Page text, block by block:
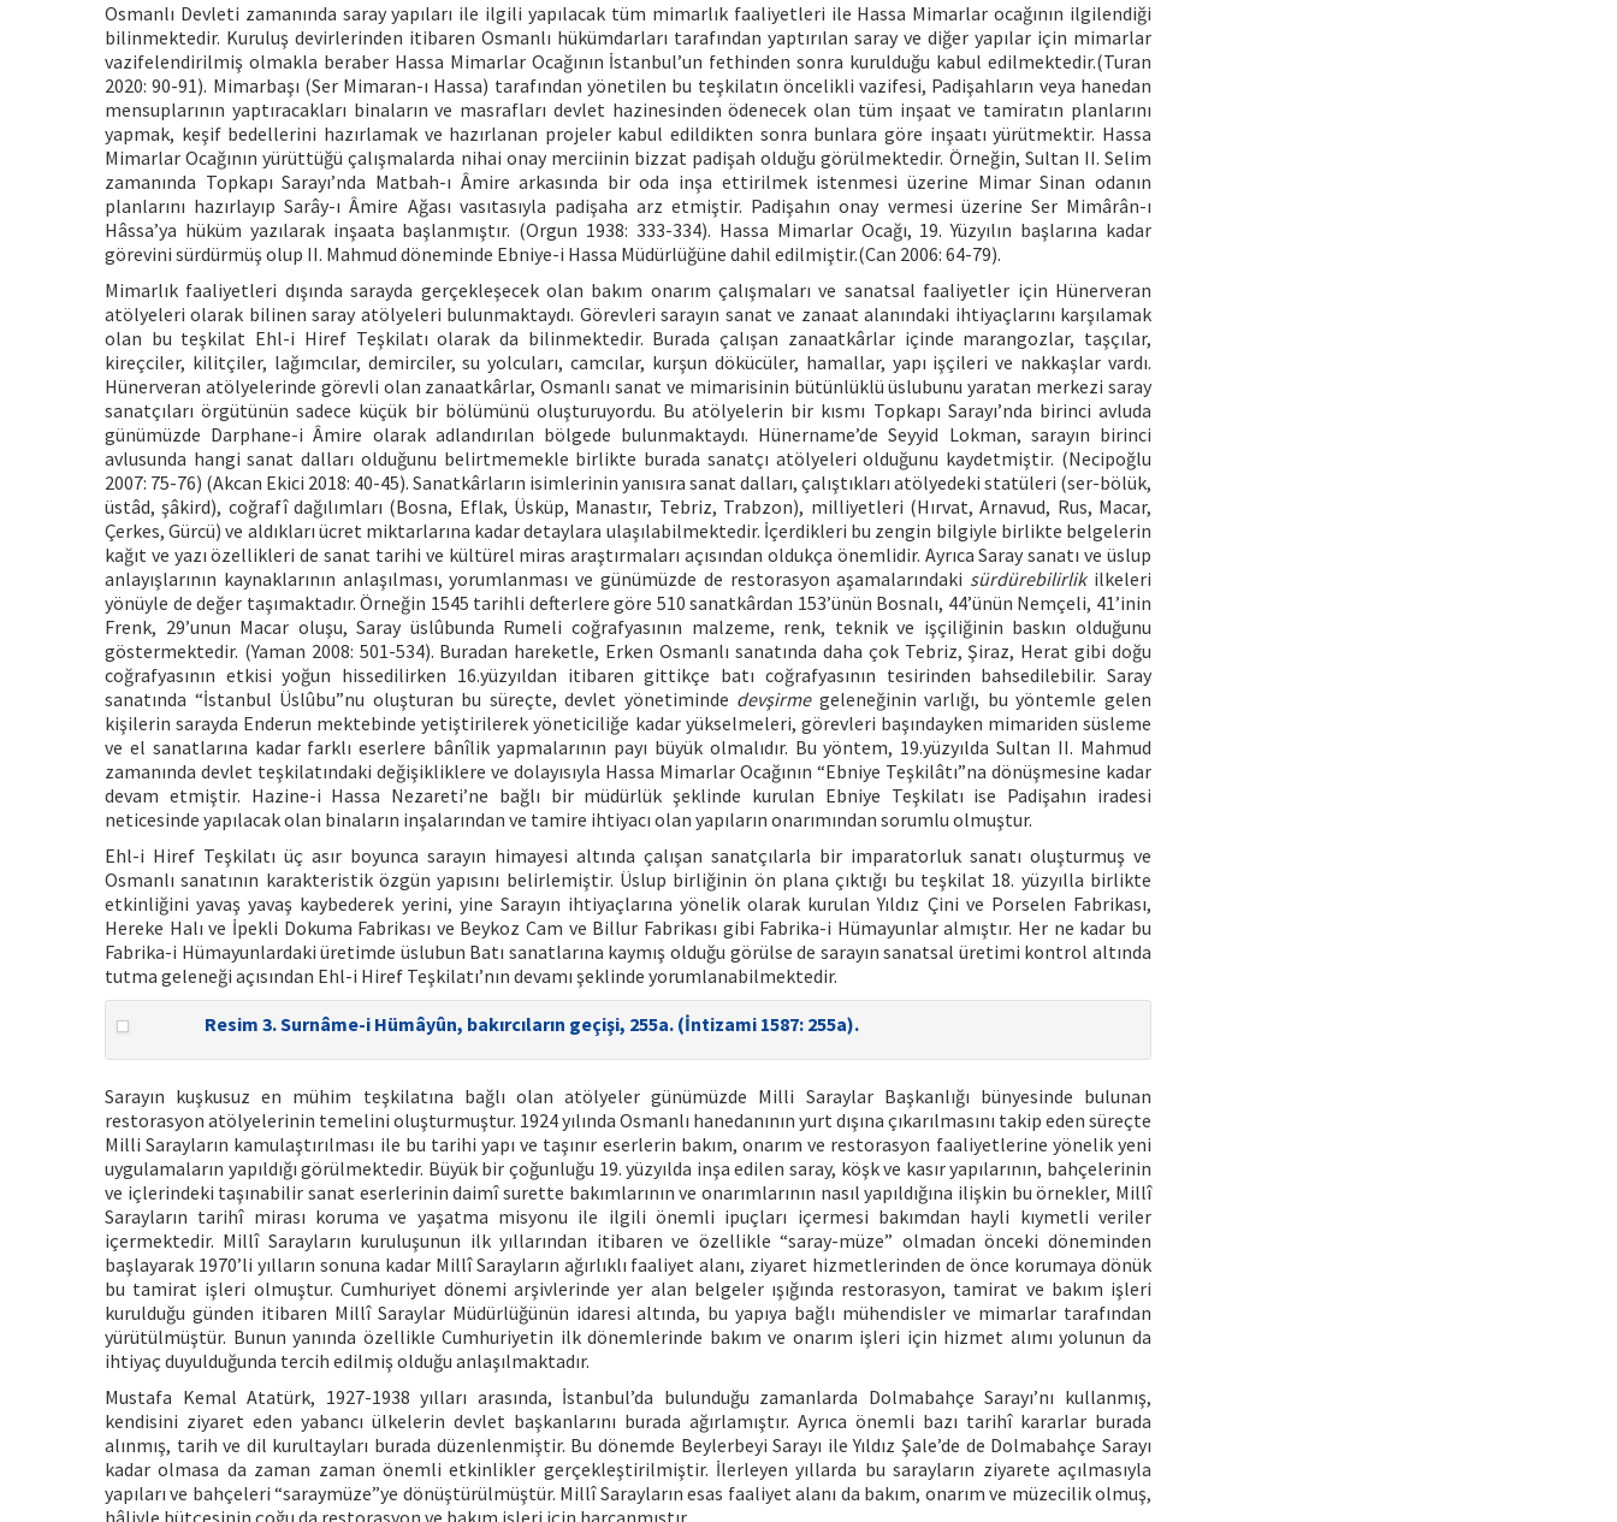
Osmanlı Devleti zamanında saray yapıları ile ilgili yapılacak tüm mimarlık faaliyetleri ile Hassa Mimarlar ocağının ilgilendiği
bilinmektedir. Kuruluş devirlerinden itibaren Osmanlı hükümdarları tarafından yaptırılan saray ve diğer yapılar için mimarlar
vazifelendirilmiş olmakla beraber Hassa Mimarlar Ocağının İstanbul’un fethinden sonra kurulduğu kabul edilmektedir.(Turan
2020: 90-91). Mimarbaşı (Ser Mimaran-ı Hassa) tarafından yönetilen bu teşkilatın öncelikli vazifesi, Padişahların veya hanedan
mensuplarının yaptıracakları binaların ve masrafları devlet hazinesinden ödenecek olan tüm inşaat ve tamiratın planlarını
yapmak, keşif bedellerini hazırlamak ve hazırlanan projeler kabul edildikten sonra bunlara göre inşaatı yürütmektir. Hassa
Mimarlar Ocağının yürüttüğü çalışmalarda nihai onay merciinin bizzat padişah olduğu görülmektedir. Örneğin, Sultan II. Selim
zamanında Topkapı Sarayı’nda Matbah-ı Âmire arkasında bir oda inşa ettirilmek istenmesi üzerine Mimar Sinan odanın
planlarını hazırlayıp Sarây-ı Âmire Ağası vasıtasıyla padişaha arz etmiştir. Padişahın onay vermesi üzerine Ser Mimârân-ı
Hâssa’ya hüküm yazılarak inşaata başlanmıştır. (Orgun 1938: 333-334). Hassa Mimarlar Ocağı, 19. Yüzyılın başlarına kadar
görevini sürdürmüş olup II. Mahmud döneminde Ebniye-i Hassa Müdürlüğüne dahil edilmiştir.(Can 2006: 64-79).
Mimarlık faaliyetleri dışında sarayda gerçekleşecek olan bakım onarım çalışmaları ve sanatsal faaliyetler için Hünerveran
atölyeleri olarak bilinen saray atölyeleri bulunmaktaydı. Görevleri sarayın sanat ve zanaat alanındaki ihtiyaçlarını karşılamak
olan bu teşkilat Ehl-i Hiref Teşkilatı olarak da bilinmektedir. Burada çalışan zanaatkârlar içinde marangozlar, taşçılar,
kireçciler, kilitçiler, lağımcılar, demirciler, su yolcuları, camcılar, kurşun dökücüler, hamallar, yapı işçileri ve nakkaşlar vardı.
Hünerveran atölyelerinde görevli olan zanaatkârlar, Osmanlı sanat ve mimarisinin bütünlüklü üslubunu yaratan merkezi saray
sanatçıları örgütünün sadece küçük bir bölümünü oluşturuyordu. Bu atölyelerin bir kısmı Topkapı Sarayı’nda birinci avluda
günümüzde Darphane-i Âmire olarak adlandırılan bölgede bulunmaktaydı. Hünername’de Seyyid Lokman, sarayın birinci
avlusunda hangi sanat dalları olduğunu belirtmemekle birlikte burada sanatçı atölyeleri olduğunu kaydetmiştir. (Necipoğlu
2007: 75-76) (Akcan Ekici 2018: 40-45). Sanatkârların isimlerinin yanısıra sanat dalları, çalıştıkları atölyedeki statüleri (ser-bölük,
üstâd, şâkird), coğrafî dağılımları (Bosna, Eflak, Üsküp, Manastır, Tebriz, Trabzon), milliyetleri (Hırvat, Arnavud, Rus, Macar,
Çerkes, Gürcü) ve aldıkları ücret miktarlarına kadar detaylara ulaşılabilmektedir. İçerdikleri bu zengin bilgiyle birlikte belgelerin
kağıt ve yazı özellikleri de sanat tarihi ve kültürel miras araştırmaları açısından oldukça önemlidir. Ayrıca Saray sanatı ve üslup
anlayışlarının kaynaklarının anlaşılması, yorumlanması ve günümüzde de restorasyon aşamalarındaki sürdürebilirlikilkeleri
yönüyle de değer taşımaktadır. Örneğin 1545 tarihli defterlere göre 510 sanatkârdan 153’ünün Bosnalı, 44’ünün Nemçeli, 41’inin
Frenk, 29’unun Macar oluşu, Saray üslûbunda Rumeli coğrafyasının malzeme, renk, teknik ve işçiliğinin baskın olduğunu
göstermektedir. (Yaman 2008: 501-534). Buradan hareketle, Erken Osmanlı sanatında daha çok Tebriz, Şiraz, Herat gibi doğu
coğrafyasının etkisi yoğun hissedilirken 16.yüzyıldan itibaren gittikçe batı coğrafyasının tesirinden bahsedilebilir. Saray
sanatında “İstanbul Üslûbu”nu oluşturan bu süreçte, devlet yönetiminde devşirmegeleneğinin varlığı, bu yöntemle gelen
kişilerin sarayda Enderun mektebinde yetiştirilerek yöneticiliğe kadar yükselmeleri, görevleri başındayken mimariden süsleme
ve el sanatlarına kadar farklı eserlere bânîlik yapmalarının payı büyük olmalıdır. Bu yöntem, 19.yüzyılda Sultan II. Mahmud
zamanında devlet teşkilatındaki değişikliklere ve dolayısıyla Hassa Mimarlar Ocağının “Ebniye Teşkilâtı”na dönüşmesine kadar
devam etmiştir. Hazine-i Hassa Nezareti’ne bağlı bir müdürlük şeklinde kurulan Ebniye Teşkilatı ise Padişahın iradesi
neticesinde yapılacak olan binaların inşalarından ve tamire ihtiyacı olan yapıların onarımından sorumlu olmuştur.
Ehl-i Hiref Teşkilatı üç asır boyunca sarayın himayesi altında çalışan sanatçılarla bir imparatorluk sanatı oluşturmuş ve
Osmanlı sanatının karakteristik özgün yapısını belirlemiştir. Üslup birliğinin ön plana çıktığı bu teşkilat 18. yüzyılla birlikte
etkinliğini yavaş yavaş kaybederek yerini, yine Sarayın ihtiyaçlarına yönelik olarak kurulan Yıldız Çini ve Porselen Fabrikası,
Hereke Halı ve İpekli Dokuma Fabrikası ve Beykoz Cam ve Billur Fabrikası gibi Fabrika-i Hümayunlar almıştır. Her ne kadar bu
Fabrika-i Hümayunlardaki üretimde üslubun Batı sanatlarına kaymış olduğu görülse de sarayın sanatsal üretimi kontrol altında
tutma geleneği açısından Ehl-i Hiref Teşkilatı’nın devamı şeklinde yorumlanabilmektedir.
Resim 3. Surnâme-i Hümâyûn, bakırcıların geçişi, 255a. (İntizami 1587: 255a).
Sarayın kuşkusuz en mühim teşkilatına bağlı olan atölyeler günümüzde Milli Saraylar Başkanlığı bünyesinde bulunan
restorasyon atölyelerinin temelini oluşturmuştur. 1924 yılında Osmanlı hanedanının yurt dışına çıkarılmasını takip eden süreçte
Milli Sarayların kamulaştırılması ile bu tarihi yapı ve taşınır eserlerin bakım, onarım ve restorasyon faaliyetlerine yönelik yeni
uygulamaların yapıldığı görülmektedir. Büyük bir çoğunluğu 19. yüzyılda inşa edilen saray, köşk ve kasır yapılarının, bahçelerinin
ve içlerindeki taşınabilir sanat eserlerinin daimî surette bakımlarının ve onarımlarının nasıl yapıldığına ilişkin bu örnekler, Millî
Sarayların tarihî mirası koruma ve yaşatma misyonu ile ilgili önemli ipuçları içermesi bakımdan hayli kıymetli veriler
içermektedir. Millî Sarayların kuruluşunun ilk yıllarından itibaren ve özellikle “saray-müze” olmadan önceki döneminden
başlayarak 1970’li yılların sonuna kadar Millî Sarayların ağırlıklı faaliyet alanı, ziyaret hizmetlerinden de önce korumaya dönük
bu tamirat işleri olmuştur. Cumhuriyet dönemi arşivlerinde yer alan belgeler ışığında restorasyon, tamirat ve bakım işleri
kurulduğu günden itibaren Millî Saraylar Müdürlüğünün idaresi altında, bu yapıya bağlı mühendisler ve mimarlar tarafından
yürütülmüştür. Bunun yanında özellikle Cumhuriyetin ilk dönemlerinde bakım ve onarım işleri için hizmet alımı yolunun da
ihtiyaç duyulduğunda tercih edilmiş olduğu anlaşılmaktadır.
Mustafa Kemal Atatürk, 1927-1938 yılları arasında, İstanbul’da bulunduğu zamanlarda Dolmabahçe Sarayı’nı kullanmış,
kendisini ziyaret eden yabancı ülkelerin devlet başkanlarını burada ağırlamıştır. Ayrıca önemli bazı tarihî kararlar burada
alınmış, tarih ve dil kurultayları burada düzenlenmiştir. Bu dönemde Beylerbeyi Sarayı ile Yıldız Şale’de de Dolmabahçe Sarayı
kadar olmasa da zaman zaman önemli etkinlikler gerçekleştirilmiştir. İlerleyen yıllarda bu sarayların ziyarete açılmasıyla
yapıları ve bahçeleri “saraymüze”ye dönüştürülmüştür. Millî Sarayların esas faaliyet alanı da bakım, onarım ve müzecilik olmuş,